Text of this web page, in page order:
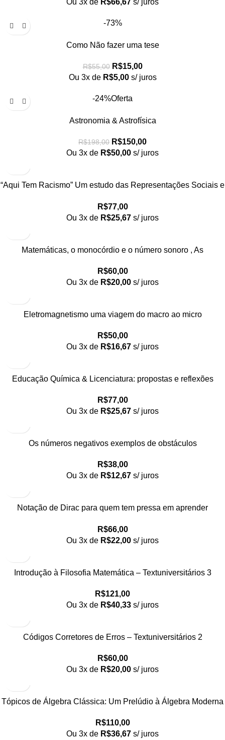
Ou 3x de R$66,67 s/ juros
-73%
Como Não fazer uma tese
R$55,00 R$15,00
Ou 3x de R$5,00 s/ juros
-24%Oferta
Astronomia & Astrofísica
R$198,00 R$150,00
Ou 3x de R$50,00 s/ juros
“Aqui Tem Racismo” Um estudo das Representações Sociais e
R$77,00
Ou 3x de R$25,67 s/ juros
Matemáticas, o monocórdio e o número sonoro , As
R$60,00
Ou 3x de R$20,00 s/ juros
Eletromagnetismo uma viagem do macro ao micro
R$50,00
Ou 3x de R$16,67 s/ juros
Educação Química & Licenciatura: propostas e reflexões
R$77,00
Ou 3x de R$25,67 s/ juros
Os números negativos exemplos de obstáculos
R$38,00
Ou 3x de R$12,67 s/ juros
Notação de Dirac para quem tem pressa em aprender
R$66,00
Ou 3x de R$22,00 s/ juros
Introdução à Filosofia Matemática – Textuniversitários 3
R$121,00
Ou 3x de R$40,33 s/ juros
Códigos Corretores de Erros – Textuniversitários 2
R$60,00
Ou 3x de R$20,00 s/ juros
Tópicos de Álgebra Clássica: Um Prelúdio à Álgebra Moderna
R$110,00
Ou 3x de R$36,67 s/ juros